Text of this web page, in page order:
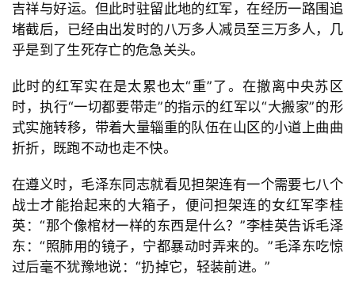
吉祥与好运。但此时驻留此地的红军，在经历一路围追
堵截后，已经由出发时的八万多人减员至三万多人，几
乎是到了生死存亡的危急关头。
此时的红军实在是太累也太“重”了。在撤离中央苏区
时，执行“一切都要带走”的指示的红军以“大搬家”的形
式实施转移，带着大量辎重的队伍在山区的小道上曲曲
折折，既跑不动也走不快。
在遵义时，毛泽东同志就看见担架连有一个需要七八个
战士才能抬起来的大箱子，便问担架连的女红军李桂
英：“那个像棺材一样的东西是什么？ ”李桂英告诉毛泽
东：“照肺用的镜子，宁都暴动时弄来的。”毛泽东吃惊
过后毫不犹豫地说： “扔掉它，轻装前进。”